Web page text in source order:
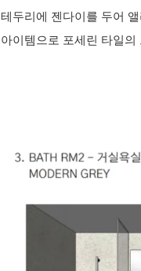
테두리에 젠다이를 두어
아이템으로 포세린 타일